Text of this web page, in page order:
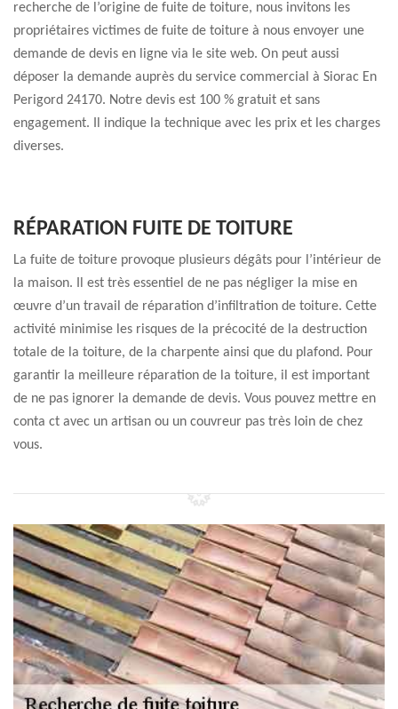
recherche de l’origine de fuite de toiture, nous invitons les
propriétaires victimes de fuite de toiture à nous envoyer une
demande de devis en ligne via le site web. On peut aussi
déposer la demande auprès du service commercial à Siorac En
Perigord 24170. Notre devis est 100 % gratuit et sans
engagement. Il indique la technique avec les prix et les charges
diverses.
RÉPARATION FUITE DE TOITURE
La fuite de toiture provoque plusieurs dégâts pour l’intérieur de
la maison. Il est très essentiel de ne pas négliger la mise en
œuvre d’un travail de réparation d’infiltration de toiture. Cette
activité minimise les risques de la précocité de la destruction
totale de la toiture, de la charpente ainsi que du plafond. Pour
garantir la meilleure réparation de la toiture, il est important
de ne pas ignorer la demande de devis. Vous pouvez mettre en
conta ct avec un artisan ou un couvreur pas très loin de chez
vous.